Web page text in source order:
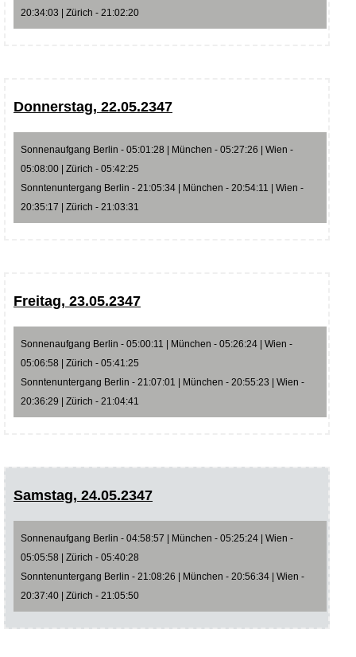
20:34:03 | Zürich - 21:02:20
Donnerstag, 22.05.2347
Sonnenaufgang Berlin - 05:01:28 | München - 05:27:26 | Wien -
05:08:00 | Zürich - 05:42:25
Sonntenuntergang Berlin - 21:05:34 | München - 20:54:11 | Wien -
20:35:17 | Zürich - 21:03:31
Freitag, 23.05.2347
Sonnenaufgang Berlin - 05:00:11 | München - 05:26:24 | Wien -
05:06:58 | Zürich - 05:41:25
Sonntenuntergang Berlin - 21:07:01 | München - 20:55:23 | Wien -
20:36:29 | Zürich - 21:04:41
Samstag, 24.05.2347
Sonnenaufgang Berlin - 04:58:57 | München - 05:25:24 | Wien -
05:05:58 | Zürich - 05:40:28
Sonntenuntergang Berlin - 21:08:26 | München - 20:56:34 | Wien -
20:37:40 | Zürich - 21:05:50